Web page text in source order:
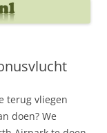
terug vliegen
doen? We